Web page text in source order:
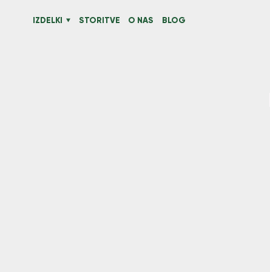
IZDELKI STORITVE O NAS BLOG